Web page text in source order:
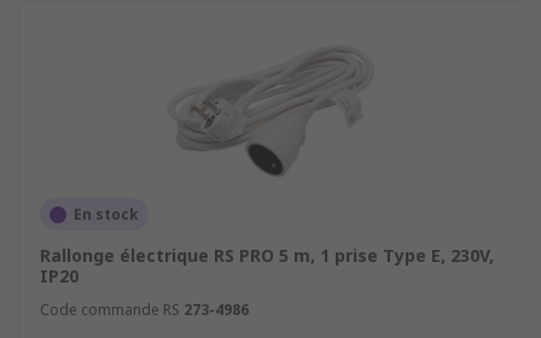
En stock
Rallonge électrique RS PRO 5 m, 1 prise Type E, 230V,
IP20
Code commande RS 273-4986